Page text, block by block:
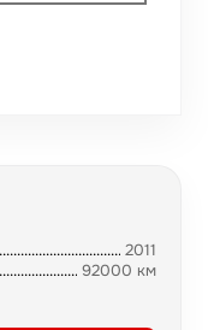
2011
92000 км